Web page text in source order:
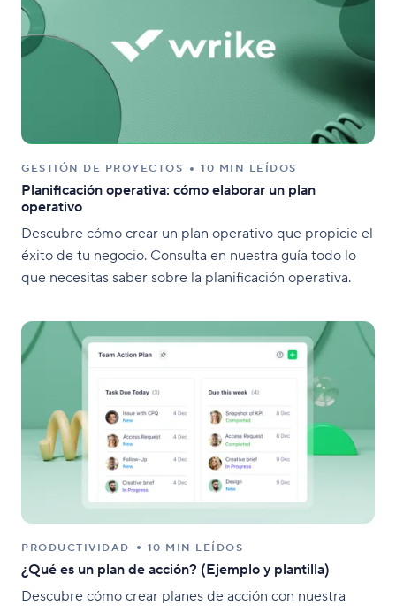
GESTIÓN DE PROYECTOS 10 MIN LEÍDOS
Planificación operativa: cómo elaborar un plan
operativo
Descubre cómo crear un plan operativo que propicie el
éxito de tu negocio. Consulta en nuestra guía todo lo
que necesitas saber sobre la planificación operativa.
PRODUCTIVIDAD 10 MIN LEÍDOS
¿Qué es un plan de acción? (Ejemplo y plantilla)
Descubre cómo crear planes de acción con nuestra